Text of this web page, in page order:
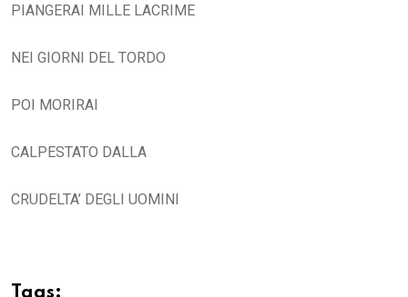
PIANGERAI MILLE LACRIME
NEI GIORNI DEL TORDO
POI MORIRAI
CALPESTATO DALLA
CRUDELTA’ DEGLI UOMINI
Tags: